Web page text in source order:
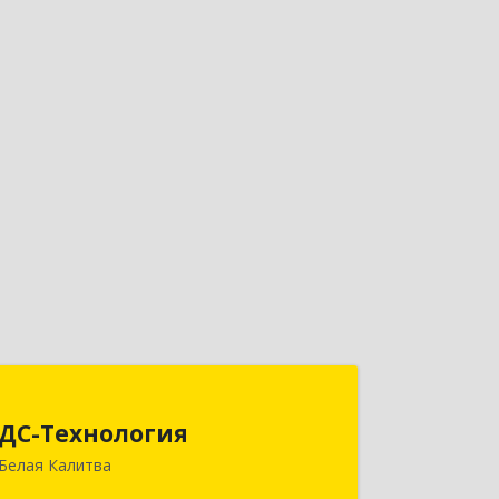
ДС-Технология
Белая Калитва
Белокалитвинский р-н, Белая Калитва